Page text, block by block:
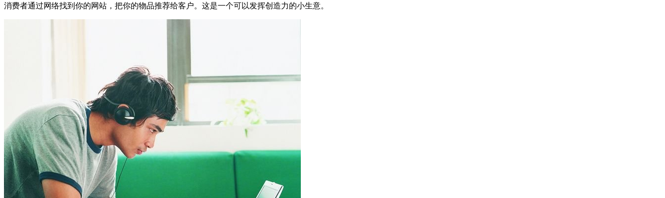
消费者通过网络找到你的网站，把你的物品推荐给客户。这是一个可以发挥创造力的小生意。